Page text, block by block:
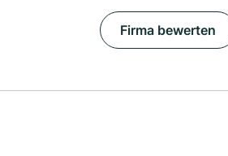
Firma bewerten